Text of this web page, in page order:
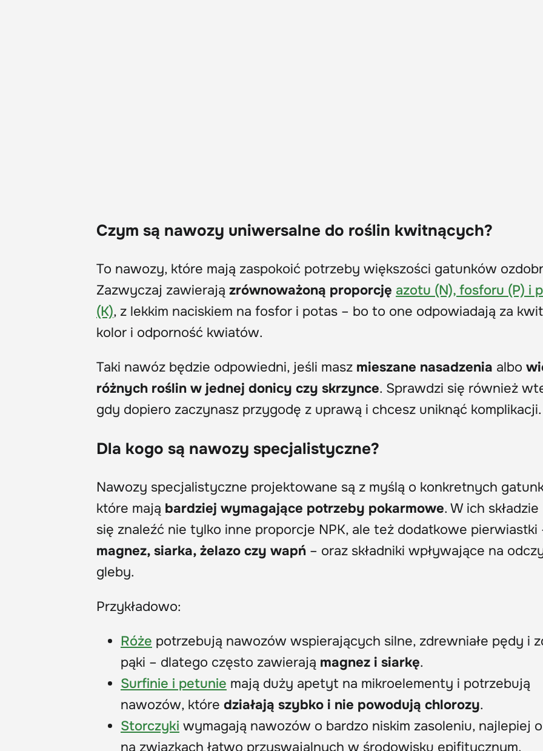
Czym są nawozy uniwersalne do roślin kwitnących?
To nawozy, które mają zaspokoić potrzeby większości gatunków
Zazwyczaj zawierają zrównoważoną proporcję azotu (N), fosforu (P) i
(K), z lekkim naciskiem na fosfor i potas – bo to one odpowiadają za
kolor i odporność kwiatów.
Taki nawóz będzie odpowiedni, jeśli masz mieszane nasadzenia albo
różnych roślin w jednej donicy czy skrzynce. Sprawdzi się również
gdy dopiero zaczynasz przygodę z uprawą i chcesz uniknąć komplikacji.
Dla kogo są nawozy specjalistyczne?
Nawozy specjalistyczne projektowane są z myślą o konkretnych
które mają bardziej wymagające potrzeby pokarmowe. W ich
się znaleźć nie tylko inne proporcje NPK, ale też dodatkowe pierwiastki
magnez, siarka, żelazo czy wapń – oraz składniki wpływające na
gleby.
Przykładowo:
Róże potrzebują nawozów wspierających silne, zdrewniałe pędy i
pąki – dlatego często zawierają magnez i siarkę.
Surfinie i petunie mają duży apetyt na mikroelementy i potrzebują
nawozów, które działają szybko i nie powodują chlorozy.
Storczyki wymagają nawozów o bardzo niskim zasoleniu, najlepiej
na związkach łatwo przyswajalnych w środowisku epifitycznym.